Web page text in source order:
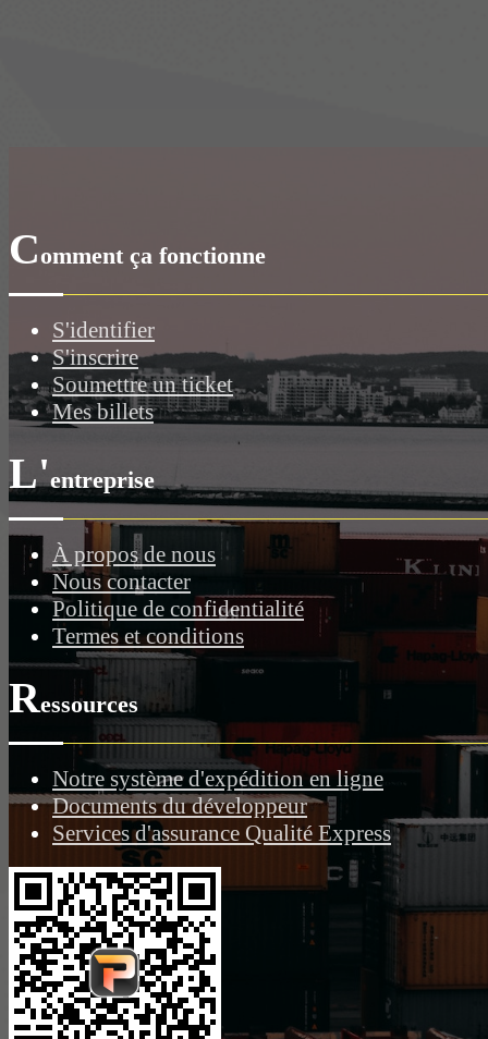
Comment ça fonctionne
S'identifier
S'inscrire
Soumettre un ticket
Mes billets
L'entreprise
À propos de nous
Nous contacter
Politique de confidentialité
Termes et conditions
Ressources
Notre système d'expédition en ligne
Documents du développeur
Services d'assurance Qualité Express